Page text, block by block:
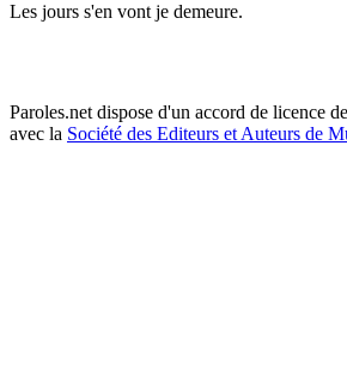
Les jours s'en vont je demeure.
Paroles.net dispose d'un accord de licence
avec la Société des Editeurs et Auteurs de